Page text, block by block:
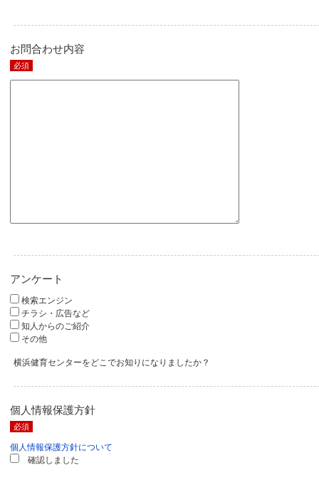
お問合わせ内容
必須
アンケート
検索エンジン
チラシ・広告など
知人からのご紹介
その他
横浜健育センターをどこでお知りになりましたか？
個人情報保護方針
必須
個人情報保護方針について
確認しました